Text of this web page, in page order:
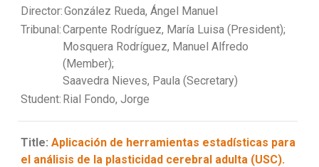
Director:González Rueda, Ángel Manuel
Tribunal:Carpente Rodríguez, María Luisa (President);
Mosquera Rodríguez, Manuel Alfredo
(Member);
Saavedra Nieves, Paula (Secretary)
Student: Rial Fondo, Jorge
Title: Aplicación de herramientas estadísticas para
el análisis de la plasticidad cerebral adulta (USC).